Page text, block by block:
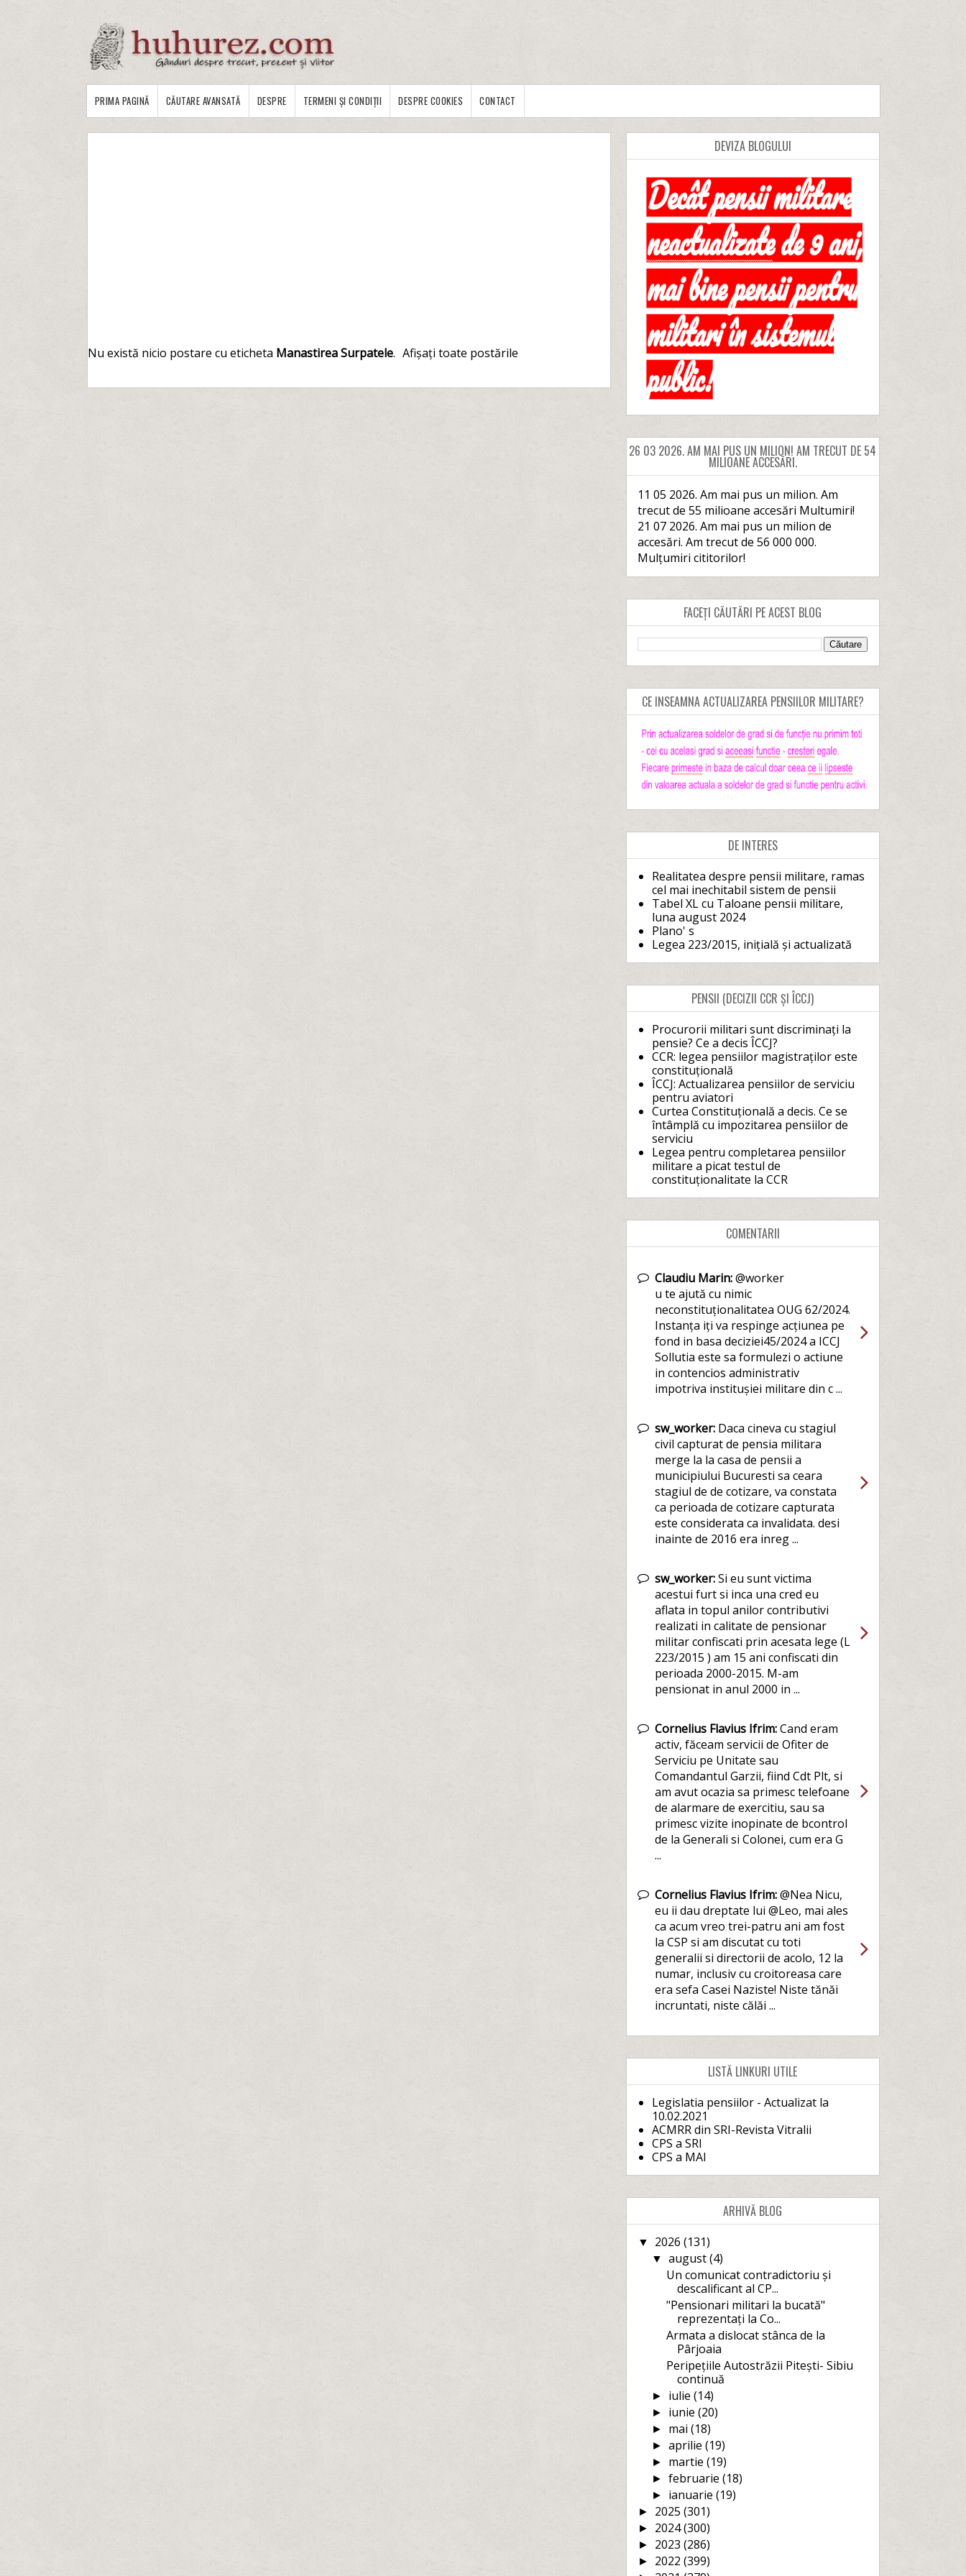
PRIMA PAGINĂ CĂUTARE AVANSATĂ DESPRE TERMENI ȘI CONDIȚII DESPRE COOKIES CONTACT
Nu există nicio postare cu eticheta Manastirea Surpatele. Afișați toate postările
DEVIZA BLOGULUI
26 03 2026. AM MAI PUS UN MILION! AM TRECUT DE 54
MILIOANE ACCESĂRI.
11 05 2026. Am mai pus un milion. Am
trecut de 55 milioane accesări Multumiri!
21 07 2026. Am mai pus un milion de
accesări. Am trecut de 56 000 000.
Mulțumiri cititorilor!
FACEȚI CĂUTĂRI PE ACEST BLOG
CE INSEAMNA ACTUALIZAREA PENSIILOR MILITARE?
DE INTERES
Realitatea despre pensii militare, ramas
cel mai inechitabil sistem de pensii
Tabel XL cu Taloane pensii militare,
luna august 2024
Plano' s
Legea 223/2015, inițială și actualizată
PENSII (DECIZII CCR ȘI ÎCCJ)
Procurorii militari sunt discriminați la
pensie? Ce a decis ÎCCJ?
CCR: legea pensiilor magistraților este
constituțională
ÎCCJ: Actualizarea pensiilor de serviciu
pentru aviatori
Curtea Constituțională a decis. Ce se
întâmplă cu impozitarea pensiilor de
serviciu
Legea pentru completarea pensiilor
militare a picat testul de
constituționalitate la CCR
COMENTARII
Claudiu Marin:@worker
u te ajută cu nimic
neconstituționalitatea OUG 62/2024.
Instanța iți va respinge acțiunea pe
fond in basa deciziei45/2024 a ICCJ
Sollutia este sa formulezi o actiune
in contencios administrativ
impotriva institușiei militare din c ...
sw_worker:Daca cineva cu stagiul
civil capturat de pensia militara
merge la la casa de pensii a
municipiului Bucuresti sa ceara
stagiul de de cotizare, va constata
ca perioada de cotizare capturata
este considerata ca invalidata. desi
inainte de 2016 era inreg ...
sw_worker:Si eu sunt victima
acestui furt si inca una cred eu
aflata in topul anilor contributivi
realizati in calitate de pensionar
militar confiscati prin acesata lege (L
223/2015 ) am 15 ani confiscati din
perioada 2000-2015. M-am
pensionat in anul 2000 in ...
Cornelius Flavius Ifrim:Cand eram
activ, făceam servicii de Ofiter de
Serviciu pe Unitate sau
Comandantul Garzii, fiind Cdt Plt, si
am avut ocazia sa primesc telefoane
de alarmare de exercitiu, sau sa
primesc vizite inopinate de bcontrol
de la Generali si Colonei, cum era G
...
Cornelius Flavius Ifrim:@Nea Nicu,
eu ii dau dreptate lui @Leo, mai ales
ca acum vreo trei-patru ani am fost
la CSP si am discutat cu toti
generalii si directorii de acolo, 12 la
numar, inclusiv cu croitoreasa care
era sefa Casei Naziste! Niste tănăi
incruntati, niste călăi ...
LISTĂ LINKURI UTILE
Legislatia pensiilor - Actualizat la
10.02.2021
ACMRR din SRI-Revista Vitralii
CPS a SRI
CPS a MAI
ARHIVĂ BLOG
▼ 2026 (131)
▼ august(4)
Un comunicat contradictoriu și
descalificant al CP...
"Pensionari militari la bucată"
reprezentați la Co...
Armata a dislocat stânca de la
Pârjoaia
Peripețiile Autostrăzii Pitești- Sibiu
continuă
► iulie (14)
► iunie (20)
► mai (18)
► aprilie (19)
► martie (19)
► februarie (18)
► ianuarie (19)
► 2025 (301)
► 2024(300)
► 2023 (286)
► 2022 (399)